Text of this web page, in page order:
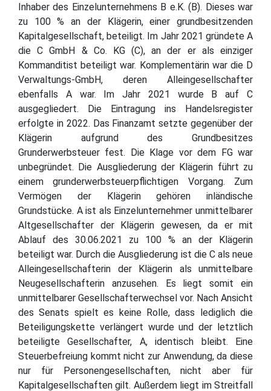
Inhaber des Einzelunternehmens B e.K. (B). Dieses war
zu 100 % an der Klägerin, einer grundbesitzenden
Kapitalgesellschaft, beteiligt. Im Jahr 2021 gründete A
die C GmbH & Co. KG (C), an der er als einziger
Kommanditist beteiligt war. Komplementärin war die D
Verwaltungs-GmbH, deren Alleingesellschafter
ebenfalls A war. Im Jahr 2021 wurde B auf C
ausgegliedert. Die Eintragung ins Handelsregister
erfolgte in 2022. Das Finanzamt setzte gegenüber der
Klägerin aufgrund des Grundbesitzes
Grunderwerbsteuer fest. Die Klage vor dem FG war
unbegründet. Die Ausgliederung der Klägerin führt zu
einem grunderwerbsteuerpflichtigen Vorgang. Zum
Vermögen der Klägerin gehören inländische
Grundstücke. A ist als Einzelunternehmer unmittelbarer
Altgesellschafter der Klägerin gewesen, da er mit
Ablauf des 30.06.2021 zu 100 % an der Klägerin
beteiligt war. Durch die Ausgliederung ist die C als neue
Alleingesellschafterin der Klägerin als unmittelbare
Neugesellschafterin anzusehen. Es liegt somit ein
unmittelbarer Gesellschafterwechsel vor. Nach Ansicht
des Senats spielt es keine Rolle, dass lediglich die
Beteiligungskette verlängert wurde und der letztlich
beteiligte Gesellschafter, A, identisch bleibt. Eine
Steuerbefreiung kommt nicht zur Anwendung, da diese
nur für Personengesellschaften, nicht aber für
Kapitalgesellschaften gilt. Außerdem liegt im Streitfall